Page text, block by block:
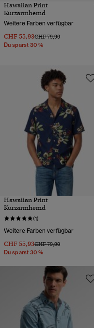
Hawaiian Print
Kurzarmhemd
Weitere Farben verfügbar
CHF 55,93Preis wurde reduziert von
CHF 79,90bis
Du sparst 30 %
Hawaiian Print
Kurzarmhemd
(1)
Weitere Farben verfügbar
CHF 55,93Preis wurde reduziert von
CHF 79,90bis
Du sparst 30 %